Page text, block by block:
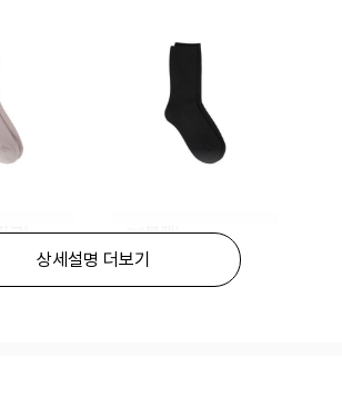
상세설명 더보기